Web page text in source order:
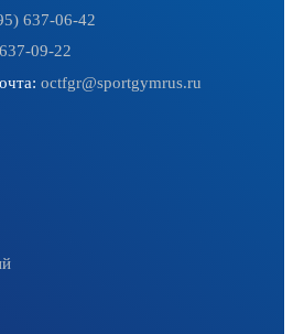
637-06-42
09-22
octfgr@sportgymrus.ru